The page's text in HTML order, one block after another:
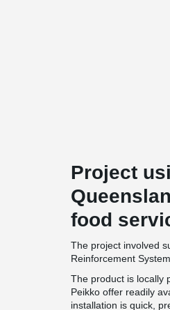
Project
food
The project involved
Reinforcement
The product is locally
Peikko offer readily
installation is quick,